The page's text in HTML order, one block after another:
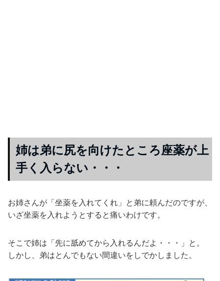
姉は弟に尻を向けたところ座薬が上
手く入らない・・・
お姉さんが「坐薬を入れてくれ」と弟に頼んだのですが、
いざ坐薬を入れようとすると痛いわけです。
そこで姉は「先に舐めてから入れるんだよ・・・」と。
しかし、弟はとんでもない間違いをしでかしました。